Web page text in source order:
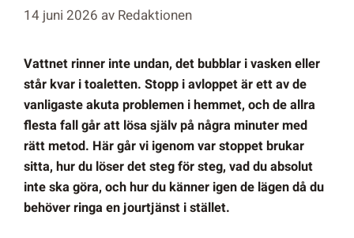
14 juni 2026 av Redaktionen
Vattnet rinner inte undan, det bubblar i vasken eller
står kvar i toaletten. Stopp i avloppet är ett av de
vanligaste akuta problemen i hemmet, och de allra
flesta fall går att lösa själv på några minuter med
rätt metod. Här går vi igenom var stoppet brukar
sitta, hur du löser det steg för steg, vad du absolut
inte ska göra, och hur du känner igen de lägen då du
behöver ringa en jourtjänst i stället.